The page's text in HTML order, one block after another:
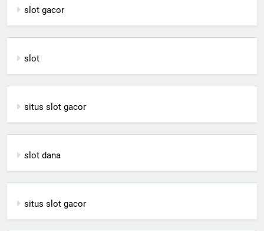
slot gacor
slot
situs slot gacor
slot dana
situs slot gacor